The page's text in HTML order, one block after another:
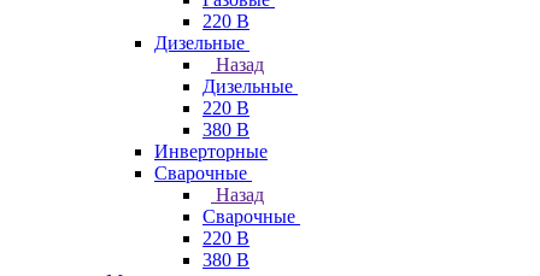
220 В
Дизельные
Назад
Дизельные
220 В
380 В
Инверторные
Сварочные
Назад
Сварочные
220 В
380 В